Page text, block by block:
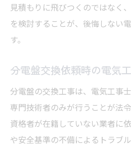
見積もりに飛びつくのではなく
を検討することが、後悔しない
す。
分電盤交換依頼時の電気
分電盤の交換工事は、電気工事
専門技術者のみが行うことが法
資格者が在籍していない業者に
や安全基準の不備によるトラブ